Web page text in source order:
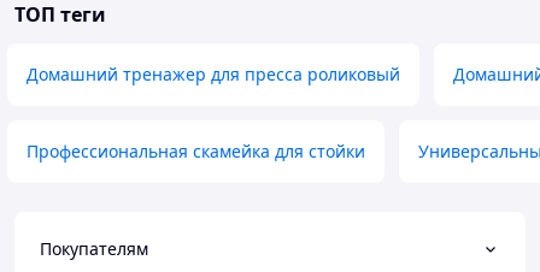
ТОП теги
Домашний тренажер для пресса роликовый
Профессиональная скамейка для стойки
Покупателям